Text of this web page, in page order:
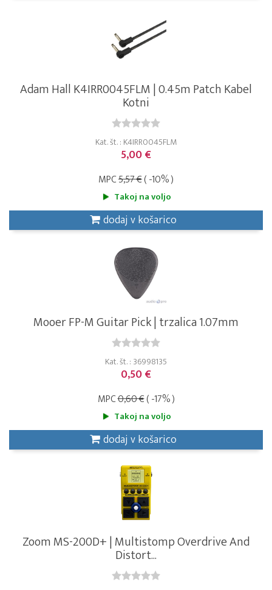
Adam Hall K4IRR0045FLM | 0.45m Patch Kabel
Kotni
Kat. št. : K4IRR0045FLM
5,00 €
MPC5,57 €( -10% )
Takoj na voljo
dodaj v košarico
Mooer FP-M Guitar Pick | trzalica 1.07mm
Kat. št. : 36998135
0,50 €
MPC0,60 €( -17% )
Takoj na voljo
dodaj v košarico
Zoom MS-200D+ | Multistomp Overdrive And
Distort...